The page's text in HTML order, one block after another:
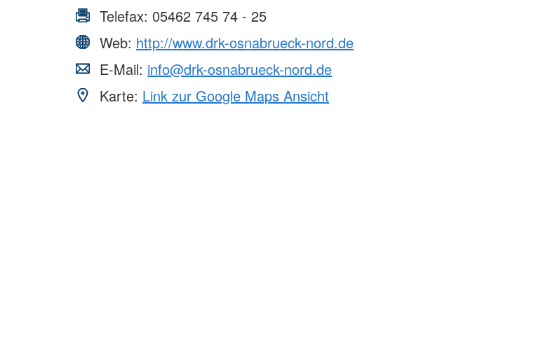
Telefax: 05462 745 74 - 25
Web: http://www.drk-osnabrueck-nord.de
E-Mail: info@drk-osnabrueck-nord.de
Karte: Link zur Google Maps Ansicht